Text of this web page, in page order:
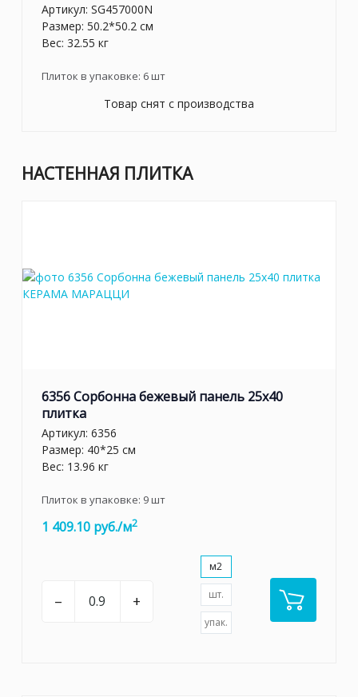
Артикул: SG457000N
Размер: 50.2*50.2 см
Вес: 32.55 кг
Плиток в упаковке: 6шт
Товар снят с производства
НАСТЕННАЯ ПЛИТКА
6356 Сорбонна бежевый панель 25x40
плитка
Артикул: 6356
Размер: 40*25 см
Вес: 13.96 кг
Плиток в упаковке: 9шт
1 409.10 руб./м2
– +
м2
шт.
упак.